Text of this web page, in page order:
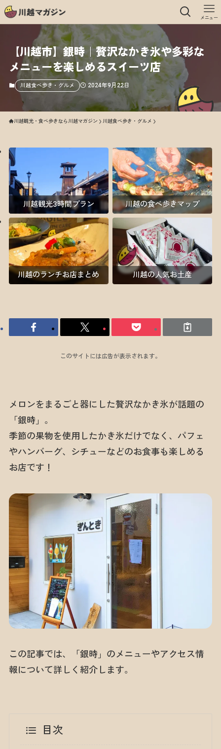
メニュー
【川越市】銀時｜贅沢なかき氷や多彩な
メニューを楽しめるスイーツ店
川越食べ歩き・グルメ 2024年9月22日
川越観光・食べ歩きなら川越マガジン 川越食べ歩き・グルメ
川越観光3時間プラン 川越の食べ歩きマップ
川越のランチお店まとめ 川越の人気お土産
このサイトには広告が表示されます。
メロンをまるごと器にした贅沢なかき氷が話題の
「銀時」。
季節の果物を使用したかき氷だけでなく、パフェ
やハンバーグ、シチューなどのお食事も楽しめる
お店です！
この記事では、「銀時」のメニューやアクセス情
報について詳しく紹介します。
目次